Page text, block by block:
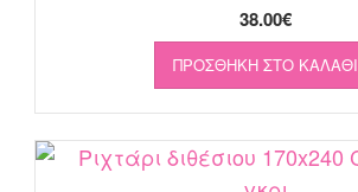
38.00€
ΠΡΟΣΘΉΚΗ ΣΤΟ ΚΑΛΆΘΙ